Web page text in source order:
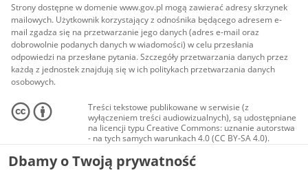
Strony dostępne w domenie www.gov.pl mogą zawierać adresy skrzynek
mailowych. Użytkownik korzystający z odnośnika będącego adresem e-
mail zgadza się na przetwarzanie jego danych (adres e-mail oraz
dobrowolnie podanych danych w wiadomości) w celu przesłania
odpowiedzi na przesłane pytania. Szczegóły przetwarzania danych przez
każdą z jednostek znajdują się w ich politykach przetwarzania danych
osobowych.
Treści tekstowe publikowane w serwisie (z
wyłączeniem treści audiowizualnych), są udostępniane
na licencji typu Creative Commons: uznanie autorstwa
- na tych samych warunkach 4.0 (CC BY-SA 4.0).
Materiały audiowizualne, w tym zdjęcia, materiały
audio i wideo, są udostępniane na licencji typu
Creative Commons: uznanie autorstwa użycie
Dbamy o Twoją prywatność